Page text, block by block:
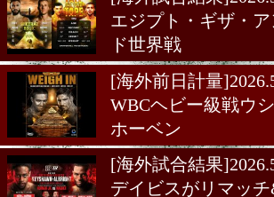
一戦ビボルvs
計量
[海外試合結果
WBCヘビー
ホーベン
[海外試合結果